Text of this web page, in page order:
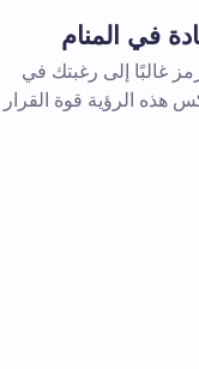
في المنام
غالبًا إلى رغبتك في
هذه الرؤية قوة القرار